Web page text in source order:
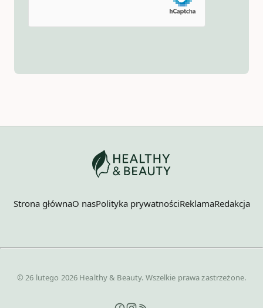
Strona głównaO nasPolityka prywatnościReklamaRedakcja
© 26 lutego 2026 Healthy & Beauty. Wszelkie prawa zastrzeżone.